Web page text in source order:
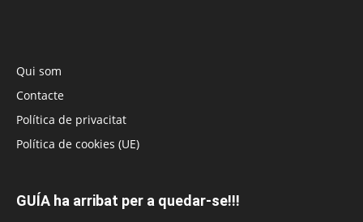
Qui som
Contacte
Política de privacitat
Política de cookies (UE)
GUÍA ha arribat per a quedar-se!!!